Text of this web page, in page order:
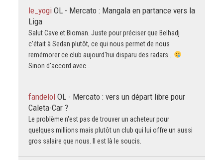
le_yogi OL - Mercato : Mangala en partance vers la
Liga
Salut Cave et Bioman. Juste pour préciser que Belhadj
c'était à Sedan plutôt, ce qui nous permet de nous
remémorer ce club aujourd'hui disparu des radars...
Sinon d'accord avec…
fandelol OL - Mercato : vers un départ libre pour
Caleta-Car ?
Le problème n'est pas de trouver un acheteur pour
quelques millions mais plutôt un club qui lui offre un aussi
gros salaire que nous. Il est là le soucis.